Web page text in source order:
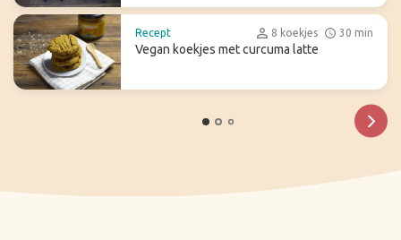
Recept 8 koekjes 30 min
Vegan koekjes met curcuma latte